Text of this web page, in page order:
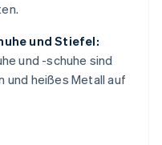
und Stiefel:
und -schuhe sind
und heißes Metall auf